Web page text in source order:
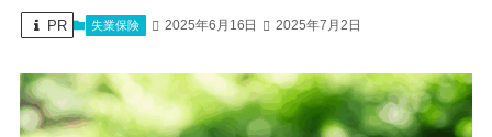
PR 失業保険 2025年6月16日 2025年7月2日